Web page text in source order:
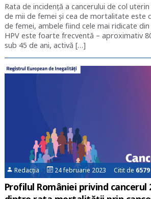
Rata de incidență a cancerului de col
de mii de femei și cea de mortalitate este
de femei, ambele fiind cele mai ridicate din
HPV este foarte frecventă – aproximativ
sub 45 de ani, activă […]
Redacția 24 februarie 2023 Citit de 6579
Profilul României privind cancerul